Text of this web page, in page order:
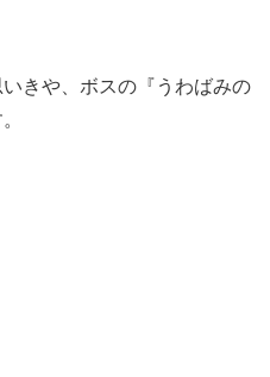
きや、ボスの『うわばみの